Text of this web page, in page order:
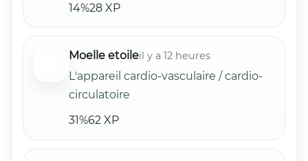
14%28 XP
Moelle etoileil y a 12 heures
L'appareil cardio-vasculaire / cardio-
circulatoire
31%62 XP